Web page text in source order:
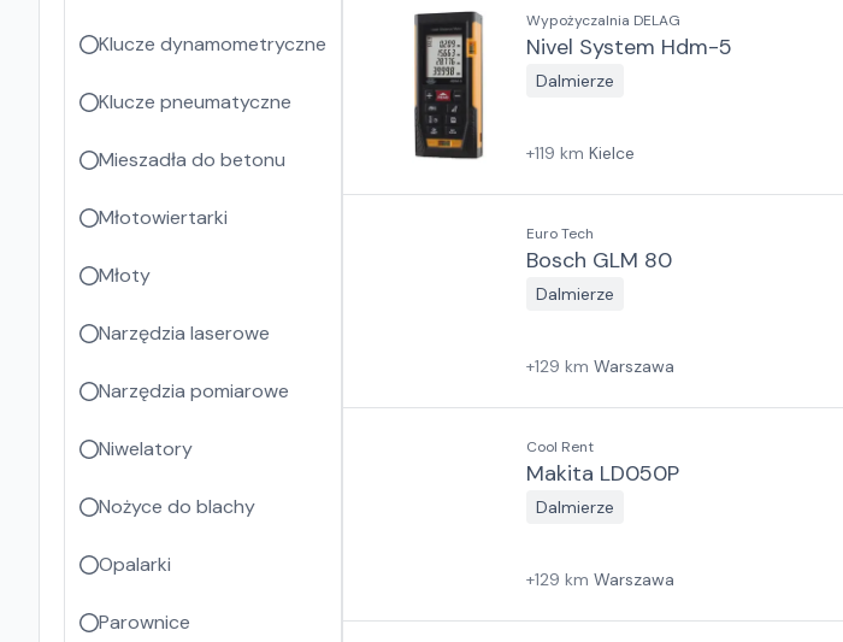
Wypożyczalnia DELAG
Nivel System Hdm-5
Dalmierze
+119 km Kielce
Euro Tech
Bosch GLM 80
Dalmierze
+129 km Warszawa
Cool Rent
Makita LD050P
Dalmierze
+129 km Warszawa
Klucze dynamometryczne
Klucze pneumatyczne
Mieszadła do betonu
Młotowiertarki
Młoty
Narzędzia laserowe
Narzędzia pomiarowe
Niwelatory
Nożyce do blachy
Opalarki
Parownice